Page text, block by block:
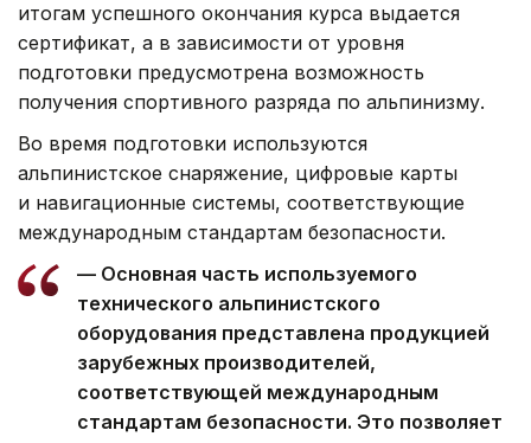
итогам успешного окончания курса выдается
сертификат, а в зависимости от уровня
подготовки предусмотрена возможность
получения спортивного разряда по альпинизму.
Во время подготовки используются
альпинистское снаряжение, цифровые карты
и навигационные системы, соответствующие
международным стандартам безопасности.
— Основная часть используемого
технического альпинистского
оборудования представлена продукцией
зарубежных производителей,
соответствующей международным
стандартам безопасности. Это позволяет